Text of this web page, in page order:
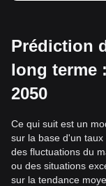
Prédiction
long terme
2050
Ce qui suit est un
sur la base d'un
des fluctuations du
ou des situations
sur la tendance